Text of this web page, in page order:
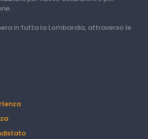
in tutta la Lombardia, attraverso le